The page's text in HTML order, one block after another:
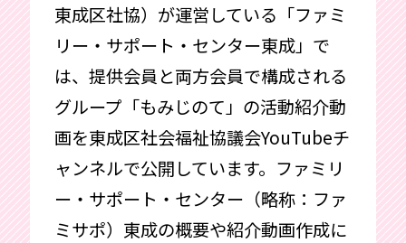
東成区社協）が運営している「ファミ
リー・サポート・センター東成」で
は、提供会員と両方会員で構成される
グループ「もみじのて」の活動紹介動
画を東成区社会福祉協議会YouTubeチ
ャンネルで公開しています。ファミリ
ー・サポート・センター（略称：ファ
ミサポ）東成の概要や紹介動画作成に